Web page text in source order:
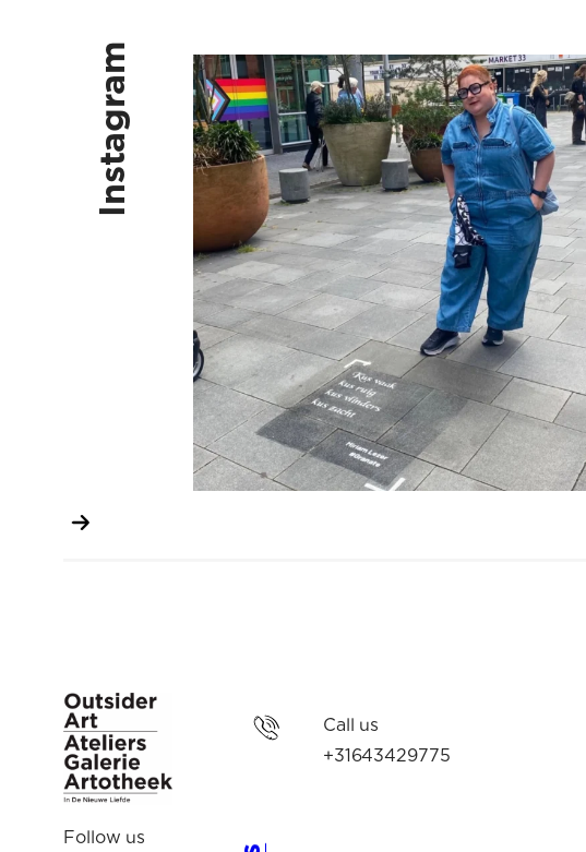
Instagram Kus vaak, kus ruig, kus vlinders, kus zacht…
Follow us
Call us
+31643429775